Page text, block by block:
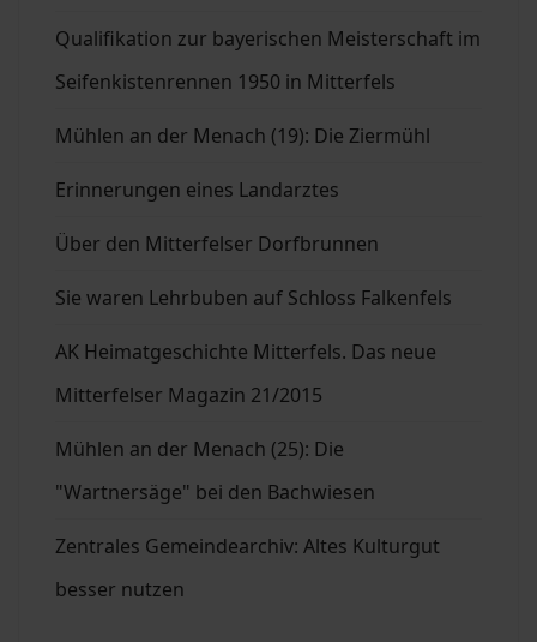
Qualifikation zur bayerischen Meisterschaft im
Seifenkistenrennen 1950 in Mitterfels
Mühlen an der Menach (19): Die Ziermühl
Erinnerungen eines Landarztes
Über den Mitterfelser Dorfbrunnen
Sie waren Lehrbuben auf Schloss Falkenfels
AK Heimatgeschichte Mitterfels. Das neue
Mitterfelser Magazin 21/2015
Mühlen an der Menach (25): Die
"Wartnersäge" bei den Bachwiesen
Zentrales Gemeindearchiv: Altes Kulturgut
besser nutzen